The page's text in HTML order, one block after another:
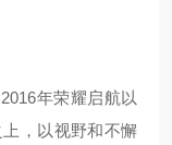
年荣耀启航以
，以视野和不懈